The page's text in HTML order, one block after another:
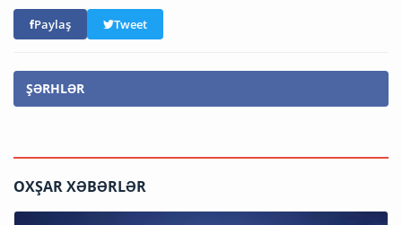
Paylaş Tweet
ŞƏRHLƏR
OXŞAR XƏBƏRLƏR